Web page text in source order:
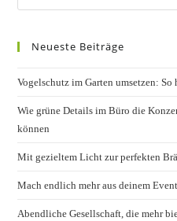
Neueste Beiträge
Vogelschutz im Garten umsetzen:
Wie grüne Details im Büro die
können
Mit gezieltem Licht zur perfekten
Mach endlich mehr aus deinem
Abendliche Gesellschaft, die mehr